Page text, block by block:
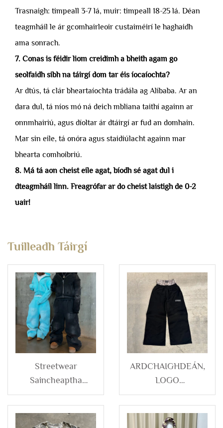
Trasnaigh: timpeall 3-7 lá, muir: timpeall 18-25 lá. Déan
teagmháil le ár gcomhairleoir custaiméirí le haghaidh
ama sonrach.
7. Conas is féidir liom creidimh a bheith agam go
seolfaidh sibh na táirgí dom tar éis íocaíochta?
Ar dtús, tá clár bheartaíochta trádála ag Alibaba. Ar an
dara dul, tá níos mó ná deich mbliana taithí againn ar
onnmhairiú, agus díoltar ár dtáirgí ar fud an domhain.
Mar sin eile, tá onóra agus staidiúlacht againn mar
bhearta comhoibriú.
8. Má tá aon cheist eile agat, bíodh sé agat dul i
dteagmháil linn. Freagrófar ar do cheist laistigh de 0-2
uair!
Tuilleadh Táirgí
Streetwear
Saincheaptha
Priontáilte
Idirghabhálta Tapa
Leathbhreac Áit
ARDCHAIGHDEÁN,
LOGO
SAINCHEACHTA
OEM,
TRÉASCAIDÉIN